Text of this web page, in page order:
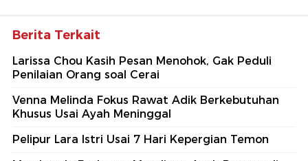
Berita Terkait
Larissa Chou Kasih Pesan Menohok, Gak Peduli
Penilaian Orang soal Cerai
Venna Melinda Fokus Rawat Adik Berkebutuhan
Khusus Usai Ayah Meninggal
Pelipur Lara Istri Usai 7 Hari Kepergian Temon